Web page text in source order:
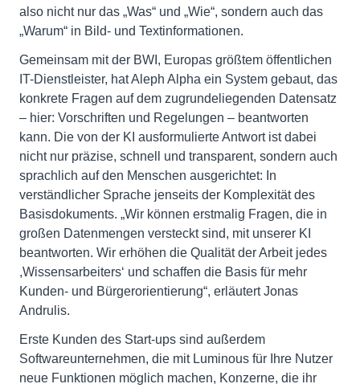
also nicht nur das „Was“ und „Wie“, sondern auch das
„Warum“ in Bild- und Textinformationen.
Gemeinsam mit der BWI, Europas größtem öffentlichen
IT-Dienstleister, hat Aleph Alpha ein System gebaut, das
konkrete Fragen auf dem zugrundeliegenden Datensatz
– hier: Vorschriften und Regelungen – beantworten
kann. Die von der KI ausformulierte Antwort ist dabei
nicht nur präzise, schnell und transparent, sondern auch
sprachlich auf den Menschen ausgerichtet: In
verständlicher Sprache jenseits der Komplexität des
Basisdokuments. „Wir können erstmalig Fragen, die in
großen Datenmengen versteckt sind, mit unserer KI
beantworten. Wir erhöhen die Qualität der Arbeit jedes
,Wissensarbeiters‘ und schaffen die Basis für mehr
Kunden- und Bürgerorientierung“, erläutert Jonas
Andrulis.
Erste Kunden des Start-ups sind außerdem
Softwareunternehmen, die mit Luminous für Ihre Nutzer
neue Funktionen möglich machen, Konzerne, die ihr